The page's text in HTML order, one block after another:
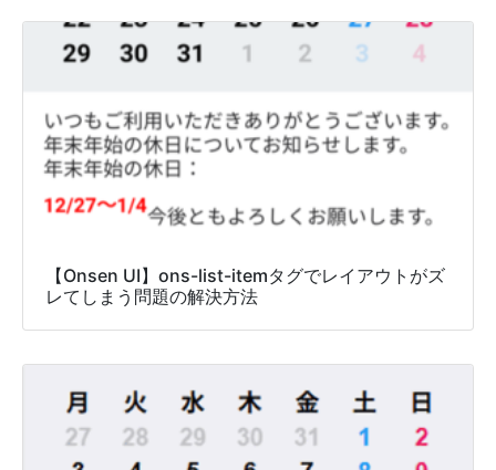
【Onsen UI】ons-list-itemタグでレイアウトがズ
レてしまう問題の解決方法